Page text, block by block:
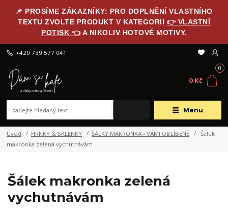
📌 PROSÍME ZÁKAZNÍKY: PRO DOPLNĚNÍ VLASTNÍHO
TEXTU ZVOLTE PRODUKT V KATEGORII 👉 VLASTNÍ
POTISK 👈 A NIKOLIV HOTOVÉ MOTIVY.
Menu
+420 739 577 041
0
0 Kč
Úvod HRNKY & SKLENKY ŠÁLKY MAKRONKA - VÁMI OBLÍBENÉ
Šálek
makronka zelená vychutnávám
Šálek makronka zelená
vychutnávám